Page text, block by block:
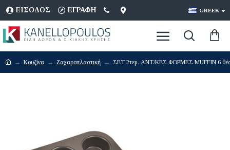
ΕΊΣΟΔΟΣ ΕΓΡΑΦΉ GREEK
Κουζίνα Ζαχαροπλαστική ΣΕΤ 2τεμ. ΑΝΤ/ΚΕΣ ΦΟΡΜΕΣ MUFFIN 6